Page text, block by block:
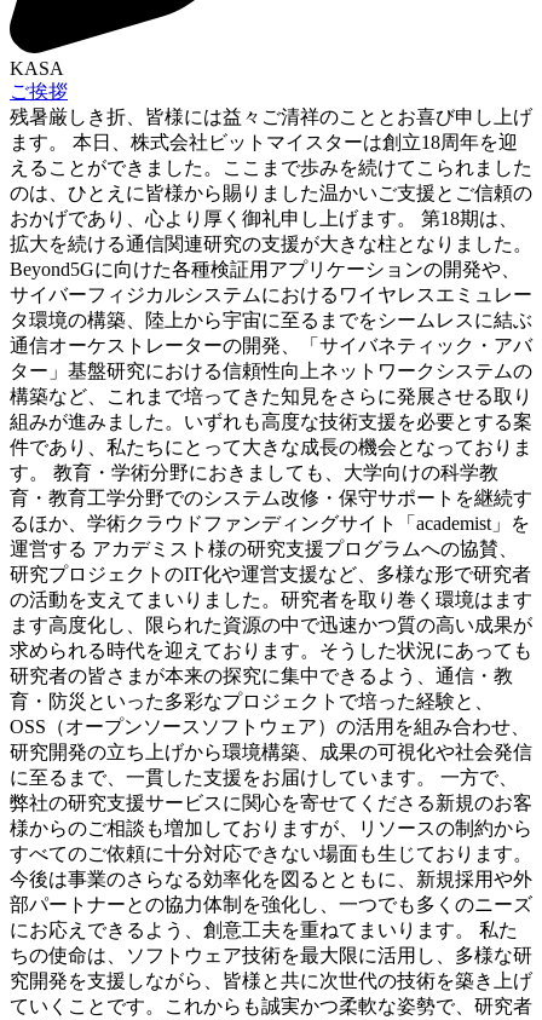
KASA
ご挨拶
残暑厳しき折、皆様には益々ご清祥のこととお喜び申し上げ
ます。 本日、株式会社ビットマイスターは創立18周年を迎
えることができました。ここまで歩みを続けてこられました
のは、ひとえに皆様から賜りました温かいご支援とご信頼の
おかげであり、心より厚く御礼申し上げます。 第18期は、
拡大を続ける通信関連研究の支援が大きな柱となりました。
Beyond5Gに向けた各種検証用アプリケーションの開発や、
サイバーフィジカルシステムにおけるワイヤレスエミュレー
タ環境の構築、陸上から宇宙に至るまでをシームレスに結ぶ
通信オーケストレーターの開発、「サイバネティック・アバ
ター」基盤研究における信頼性向上ネットワークシステムの
構築など、これまで培ってきた知見をさらに発展させる取り
組みが進みました。いずれも高度な技術支援を必要とする案
件であり、私たちにとって大きな成長の機会となっておりま
す。 教育・学術分野におきましても、大学向けの科学教
育・教育工学分野でのシステム改修・保守サポートを継続す
るほか、学術クラウドファンディングサイト「academist」を
運営する アカデミスト様の研究支援プログラムへの協賛、
研究プロジェクトのIT化や運営支援など、多様な形で研究者
の活動を支えてまいりました。研究者を取り巻く環境はます
ます高度化し、限られた資源の中で迅速かつ質の高い成果が
求められる時代を迎えております。そうした状況にあっても
研究者の皆さまが本来の探究に集中できるよう、通信・教
育・防災といった多彩なプロジェクトで培った経験と、
OSS（オープンソースソフトウェア）の活用を組み合わせ、
研究開発の立ち上げから環境構築、成果の可視化や社会発信
に至るまで、一貫した支援をお届けしています。 一方で、
弊社の研究支援サービスに関心を寄せてくださる新規のお客
様からのご相談も増加しておりますが、リソースの制約から
すべてのご依頼に十分対応できない場面も生じております。
今後は事業のさらなる効率化を図るとともに、新規採用や外
部パートナーとの協力体制を強化し、一つでも多くのニーズ
にお応えできるよう、創意工夫を重ねてまいります。 私た
ちの使命は、ソフトウェア技術を最大限に活用し、多様な研
究開発を支援しながら、皆様と共に次世代の技術を築き上げ
ていくことです。これからも誠実かつ柔軟な姿勢で、研究者